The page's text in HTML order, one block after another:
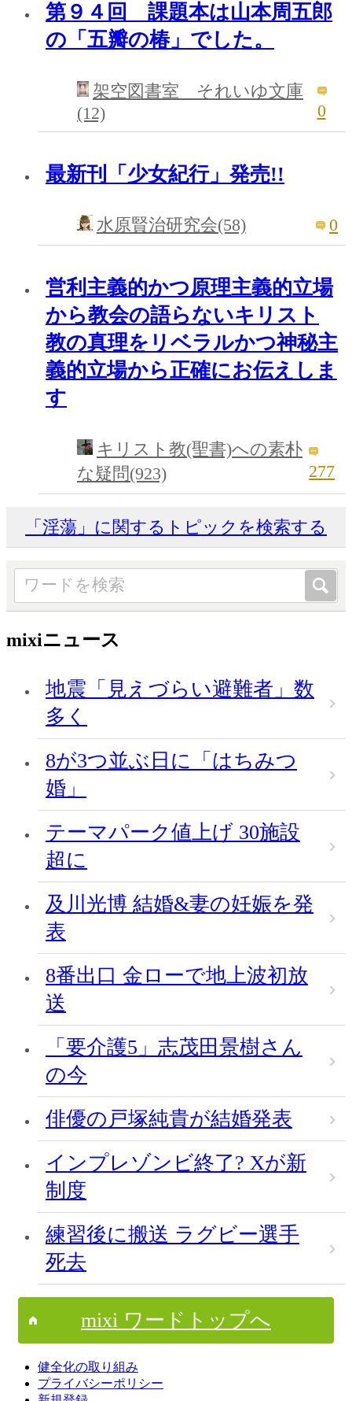
第９４回 課題本は山本周五郎
の「五瓣の椿」でした。
架空図書室 それいゆ文庫
(12)
0
最新刊「少女紀行」発売!!
水原賢治研究会(58) 0
営利主義的かつ原理主義的立場
から教会の語らないキリスト
教の真理をリベラルかつ神秘主
義的立場から正確にお伝えしま
す
キリスト教(聖書)への素朴
な疑問(923)
277
「淫蕩」に関するトピックを検索する
mixiニュース
地震「見えづらい避難者」数
多く
8が3つ並ぶ日に「はちみつ
婚」
テーマパーク値上げ 30施設
超に
及川光博 結婚&妻の妊娠を発
表
8番出口 金ローで地上波初放
送
「要介護5」志茂田景樹さん
の今
俳優の戸塚純貴が結婚発表
インプレゾンビ終了? Xが新
制度
練習後に搬送 ラグビー選手
死去
mixi ワードトップへ
健全化の取り組み
プライバシーポリシー